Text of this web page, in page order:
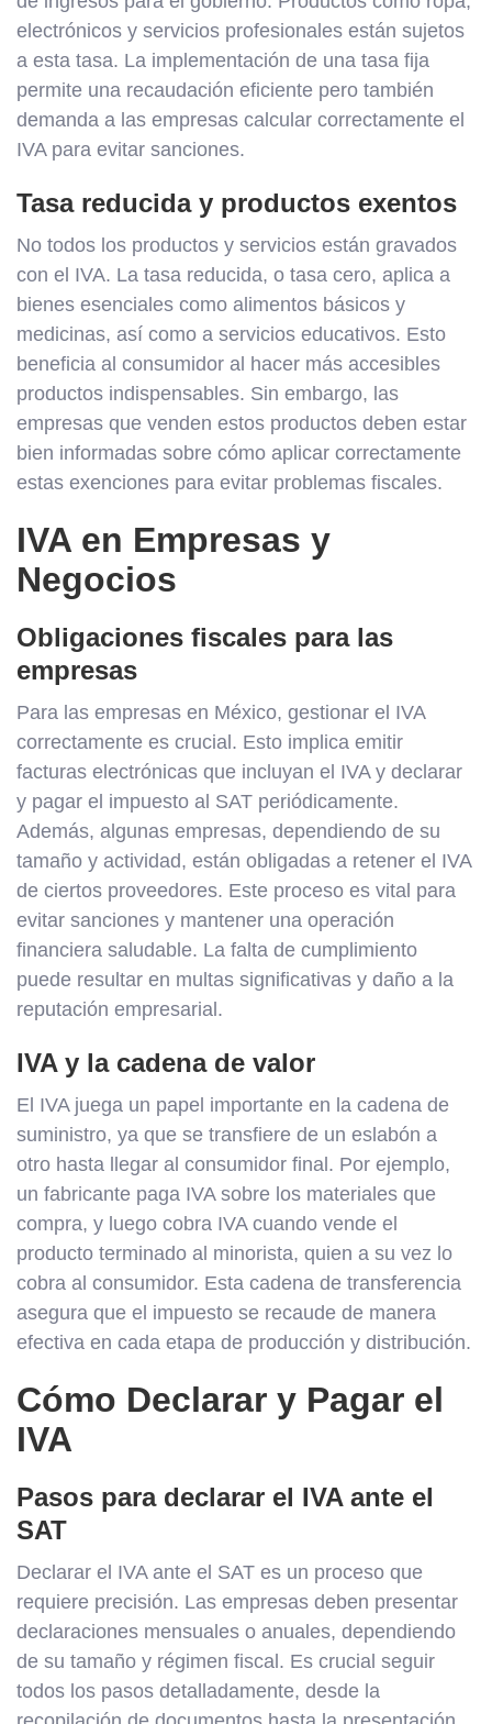
electrónicos y servicios profesionales están sujetos
a esta tasa. La implementación de una tasa fija
permite una recaudación eficiente pero también
demanda a las empresas calcular correctamente el
IVA para evitar sanciones.
Tasa reducida y productos exentos
No todos los productos y servicios están gravados
con el IVA. La tasa reducida, o tasa cero, aplica a
bienes esenciales como alimentos básicos y
medicinas, así como a servicios educativos. Esto
beneficia al consumidor al hacer más accesibles
productos indispensables. Sin embargo, las
empresas que venden estos productos deben estar
bien informadas sobre cómo aplicar correctamente
estas exenciones para evitar problemas fiscales.
IVA en Empresas y
Negocios
Obligaciones fiscales para las
empresas
Para las empresas en México, gestionar el IVA
correctamente es crucial. Esto implica emitir
facturas electrónicas que incluyan el IVA y declarar
y pagar el impuesto al SAT periódicamente.
Además, algunas empresas, dependiendo de su
tamaño y actividad, están obligadas a retener el IVA
de ciertos proveedores. Este proceso es vital para
evitar sanciones y mantener una operación
financiera saludable. La falta de cumplimiento
puede resultar en multas significativas y daño a la
reputación empresarial.
IVA y la cadena de valor
El IVA juega un papel importante en la cadena de
suministro, ya que se transfiere de un eslabón a
otro hasta llegar al consumidor final. Por ejemplo,
un fabricante paga IVA sobre los materiales que
compra, y luego cobra IVA cuando vende el
producto terminado al minorista, quien a su vez lo
cobra al consumidor. Esta cadena de transferencia
asegura que el impuesto se recaude de manera
efectiva en cada etapa de producción y distribución.
Cómo Declarar y Pagar el
IVA
Pasos para declarar el IVA ante el
SAT
Declarar el IVA ante el SAT es un proceso que
requiere precisión. Las empresas deben presentar
declaraciones mensuales o anuales, dependiendo
de su tamaño y régimen fiscal. Es crucial seguir
todos los pasos detalladamente, desde la